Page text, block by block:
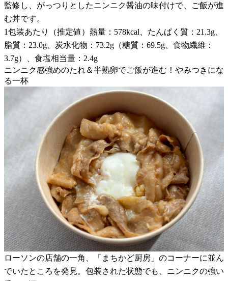
監修し、がっつりとしたニンニク醤油の味付けで、ご飯が進
む丼です。
1包装あたり（推定値）熱量：578kcal、たんぱく質：21.3g、
脂質：23.0g、炭水化物：73.2g（糖質：69.5g、食物繊維：
3.7g）、食塩相当量：2.4g
ニンニク感強めのたれ＆半熟卵でご飯が進む！やみつきにな
る一杯
ローソンの店舗の一角、「まちかど厨房」のコーナーに並ん
でいたところを発見。包装された状態でも、ニンニクの強い